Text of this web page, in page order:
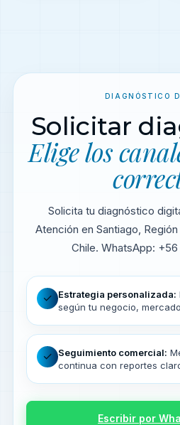
DIAGNÓSTICO
Solicitar
Elige los
Solicita tu diagnóstico
Atención en Santiago,
Chile. WhatsApp:
✓ Estrategia personalizada:
según tu negocio,
✓ Seguimiento comercial:
continua con reportes
Escribir por